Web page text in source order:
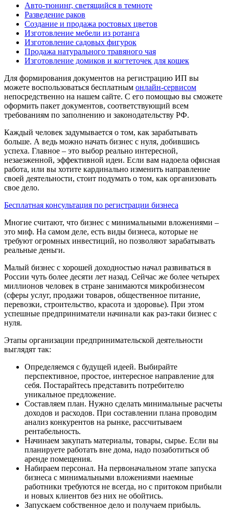
Авто-тюнинг, светящийся в темноте
Разведение раков
Создание и продажа ростовых цветов
Изготовление мебели из ротанга
Изготовление садовых фигурок
Продажа натурального травяного чая
Изготовление домиков и когтеточек для кошек
Для формирования документов на регистрацию ИП вы
можете воспользоваться бесплатным онлайн-сервисом
непосредственно на нашем сайте. С его помощью вы сможете
оформить пакет документов, соответствующий всем
требованиям по заполнению и законодательству РФ.
Каждый человек задумывается о том, как зарабатывать
больше. А ведь можно начать бизнес с нуля, добившись
успеха. Главное – это выбор реально интересной,
незаезженной, эффективной идеи. Если вам надоела офисная
работа, или вы хотите кардинально изменить направление
своей деятельности, стоит подумать о том, как организовать
свое дело.
Бесплатная консультация по регистрации бизнеса
Многие считают, что бизнес с минимальными вложениями –
это миф. На самом деле, есть виды бизнеса, которые не
требуют огромных инвестиций, но позволяют зарабатывать
реальные деньги.
Малый бизнес с хорошей доходностью начал развиваться в
России чуть более десяти лет назад. Сейчас же более четырех
миллионов человек в стране занимаются микробизнесом
(сферы услуг, продажи товаров, общественное питание,
перевозки, строительство, красота и здоровье). При этом
успешные предприниматели начинали как раз-таки бизнес с
нуля.
Этапы организации предпринимательской деятельности
выглядят так:
Определяемся с будущей идеей. Выбирайте
перспективное, простое, интересное направление для
себя. Постарайтесь представить потребителю
уникальное предложение.
Составляем план. Нужно сделать минимальные расчеты
доходов и расходов. При составлении плана проводим
анализ конкурентов на рынке, рассчитываем
рентабельность.
Начинаем закупать материалы, товары, сырье. Если вы
планируете работать вне дома, надо позаботиться об
аренде помещения.
Набираем персонал. На первоначальном этапе запуска
бизнеса с минимальными вложениями наемные
работники требуются не всегда, но с притоком прибыли
и новых клиентов без них не обойтись.
Запускаем собственное дело и получаем прибыль.